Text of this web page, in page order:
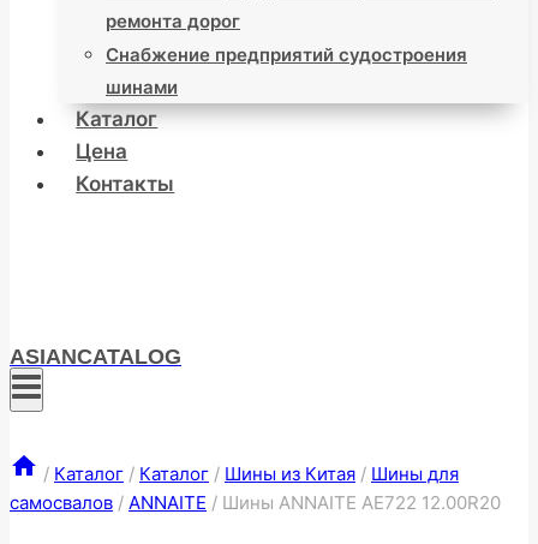
ремонта дорог
Снабжение предприятий судостроения
шинами
Каталог
Цена
Контакты
ASIANCATALOG
/ Каталог / Каталог / Шины из Китая / Шины для
самосвалов / ANNAITE / Шины ANNAITE AE722 12.00R20